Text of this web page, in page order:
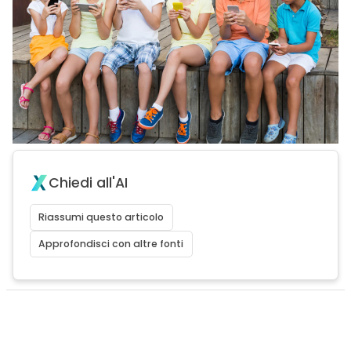
Chiedi all'AI
Riassumi questo articolo
Approfondisci con altre fonti